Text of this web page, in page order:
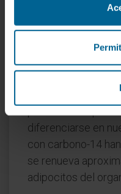
¿La
embrionario?
tejido adiposo del
diferenciarse en
con carbono-14
se renueva
adipocitos del